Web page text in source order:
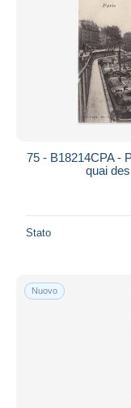
75 - B18214CPA -
quai
Stato
Nuovo